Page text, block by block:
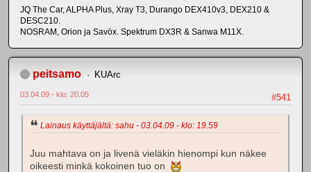
JQ The Car, ALPHA Plus, Xray T3, Durango DEX410v3, DEX210 &
DESC210.
NOSRAM, Orion ja Savöx. Spektrum DX3R & Sanwa M11X.
peitsamo KUArc
#541
03.04.09 - klo: 20.05
Lainaus käyttäjältä: sahu - 03.04.09 - klo: 19.59
Juu mahtava on ja livenä vieläkin hienompi kun näkee
oikeesti minkä kokoinen tuo on